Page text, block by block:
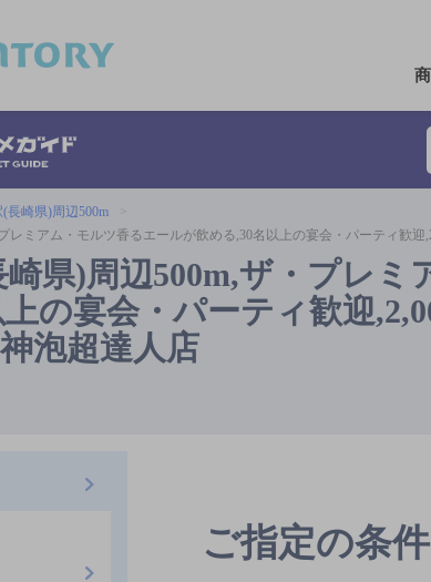
長崎県)周辺500m
レミアム・モルツ香るエールが飲める,30名以上の宴会・パーティ歓
県)周辺500m,ザ・プレ
の宴会・パーティ歓迎
泡超達人店
ご指定の条